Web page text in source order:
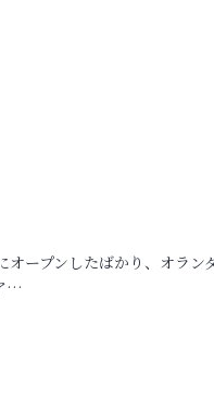
ープンしたばかり、オラン
…